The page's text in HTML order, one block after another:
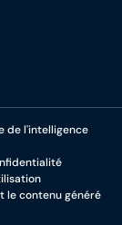
de l'intelligence
le contenu généré